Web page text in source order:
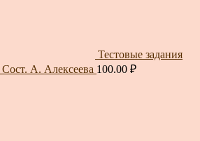
Тестовые задания
Сост. А. Алексеева 100.00 ₽